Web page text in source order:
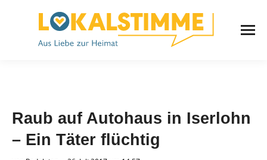
Raub auf Autohaus in Iserlohn
– Ein Täter flüchtig